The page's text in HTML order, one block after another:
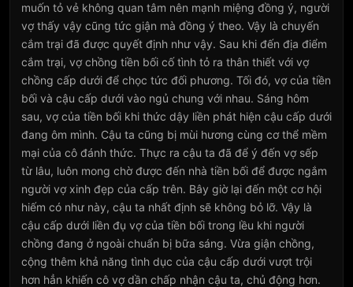
muốn tỏ vẻ không quan tâm nên mạnh miệng đồng ý, người
vợ thấy vậy cũng tức giận mà đồng ý theo. Vậy là chuyến
cắm trại đã được quyết định như vậy. Sau khi đến địa điểm
cắm trại, vợ chồng tiền bối cố tình tỏ ra thân thiết với vợ
chồng cấp dưới để chọc tức đối phương. Tối đó, vợ của tiền
bối và cậu cấp dưới vào ngủ chung với nhau. Sáng hôm
sau, vợ của tiền bối khi thức dậy liền phát hiện cậu cấp dưới
đang ôm mình. Cậu ta cũng bị mùi hương cùng cơ thể mềm
mại của cô đánh thức. Thực ra cậu ta đã để ý đến vợ sếp
từ lâu, luôn mong chờ được đến nhà tiền bối để được ngắm
người vợ xinh đẹp của cấp trên. Bây giờ lại đến một cơ hội
hiếm có như này, cậu ta nhất định sẽ không bỏ lỡ. Vậy là
cậu cấp dưới liền đụ vợ của tiền bối trong lều khi người
chồng đang ở ngoài chuẩn bị bữa sáng. Vừa giận chồng,
cộng thêm khả năng tình dục của cậu cấp dưới vượt trội
hơn hẳn khiến cô vợ dần chấp nhận cậu ta, chủ động hơn.